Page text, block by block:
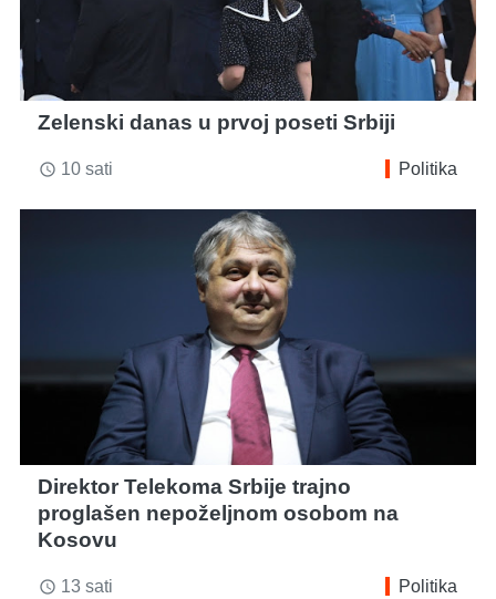
Zelenski danas u prvoj poseti Srbiji
access_time 10 sati Politika
Direktor Telekoma Srbije trajno
proglašen nepoželjnom osobom na
Kosovu
access_time 13 sati Politika